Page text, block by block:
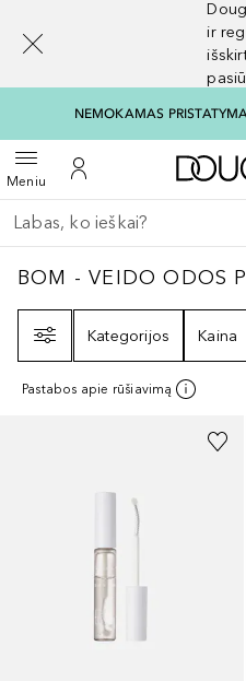
ir
NEMOKAMAS
MeniuAtidaryti meniuĮ mano paskyrą
Grįžk atgal
Vykdykite paiešką
BOM - VEIDO
BOM - VEIDO ODOS
Kategorijos
Kaina
Pastabos apie rūšiavimą
[navigation.slideout.screenreader]